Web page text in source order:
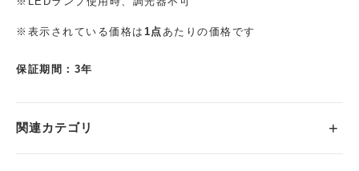
※表示されている価格は 1点あたりの価格です
保証期間：3年
関連カテゴリ